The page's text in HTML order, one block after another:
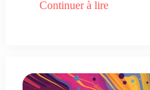
Continuer à lire